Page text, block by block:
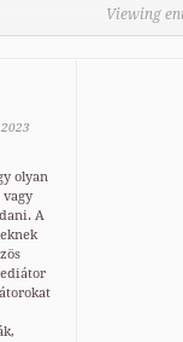
Viewing
2023
olyan
vagy
A